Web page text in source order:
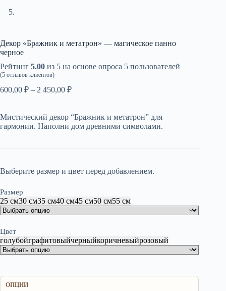
Декор «Бражник и метатрон» — магическое панно
черное
Рейтинг 5.00 из 5 на основе опроса 5 пользователей
(5 отзывов клиентов)
600,00 ₽ – 2 450,00 ₽Диапазон
–
2
Мистический декор “Бражник и метатрон” для
гармонии. Наполни дом древними символами.
Выберите размер и цвет перед добавлением.
Размер
25 см30 см35 см40 см45 см50 см55 см
Цвет
голубойграфитовыйчерныйкоричневыйрозовый
ОПЦИИ